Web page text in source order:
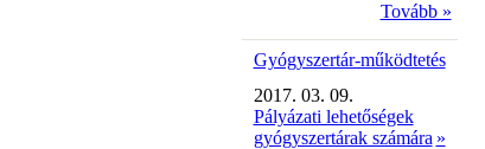
Tovább »
Gyógyszertár-működtetés
2017. 03. 09.
Pályázati lehetőségek
gyógyszertárak számára »